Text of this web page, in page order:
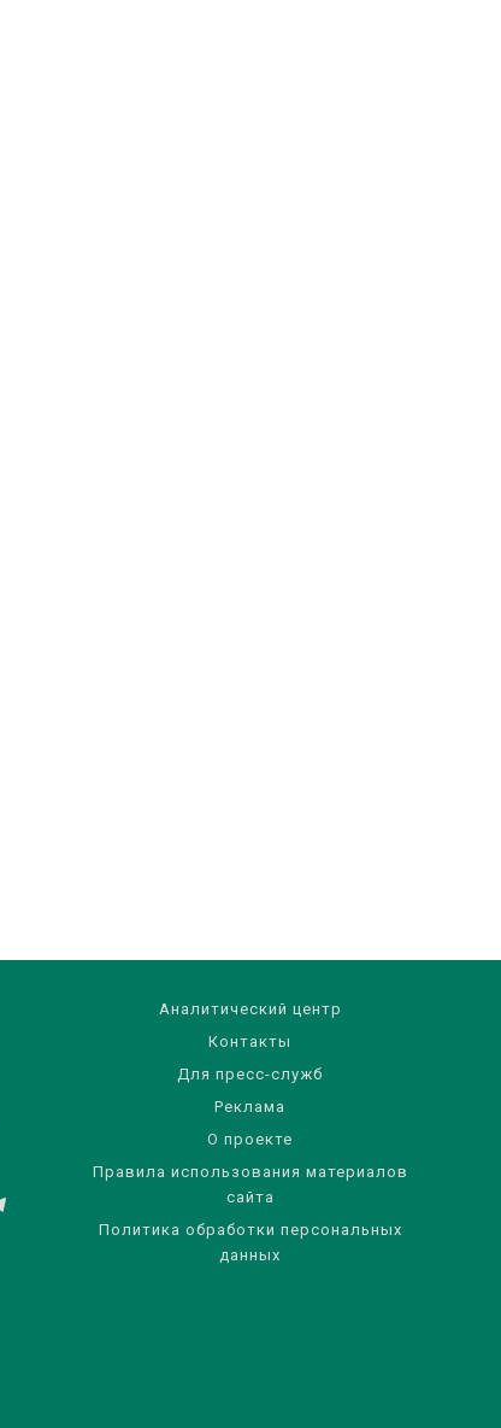
Аналитический центр
Контакты
Для пресс-служб
Реклама
О проекте
Правила использования материалов
сайта
Политика обработки персональных
данных